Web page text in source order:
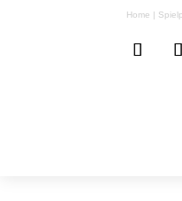
Home |